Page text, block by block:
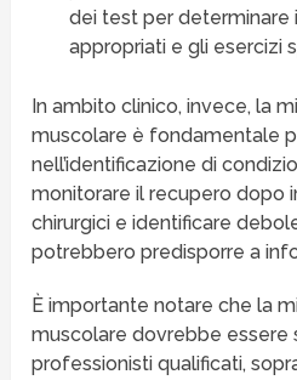
dei test per determinare
appropriati e gli esercizi
In ambito clinico, invece, la
muscolare è fondamentale
nell’identificazione di
monitorare il recupero dopo
chirurgici e identificare
potrebbero predisporre a
È importante notare che la
muscolare dovrebbe essere
professionisti qualificati,